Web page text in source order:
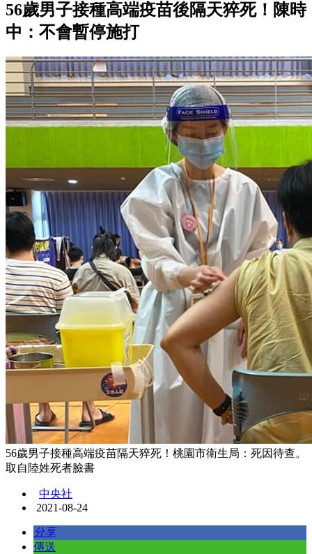
56歲男子接種高端疫苗後隔天猝死！陳時
中：不會暫停施打
56歲男子接種高端疫苗隔天猝死！桃園市衛生局：死因待查。
取自陸姓死者臉書
中央社
2021-08-24
分享
傳送